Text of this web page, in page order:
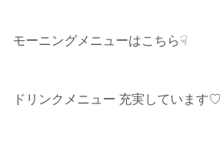
モーニングメニューはこちら☟
ドリンクメニュー 充実しています♡